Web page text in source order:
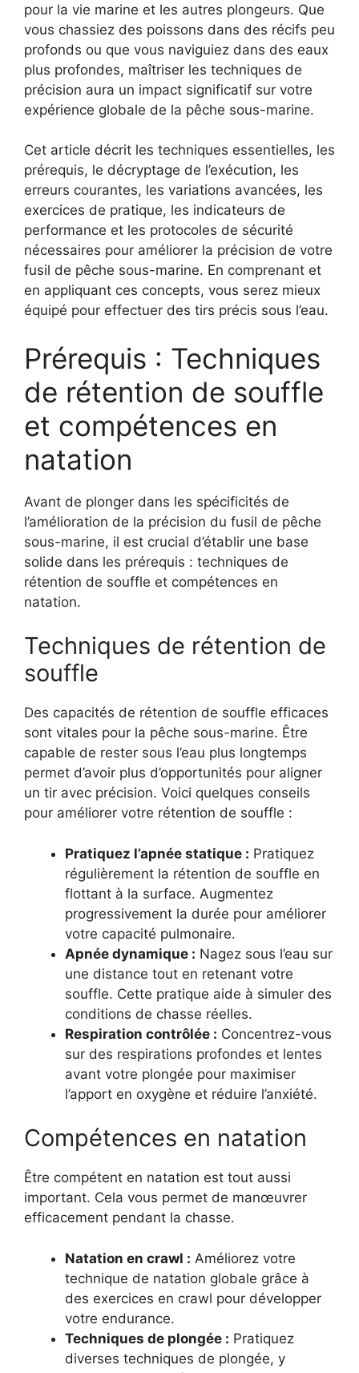
pour la vie marine et les autres plongeurs. Que
vous chassiez des poissons dans des récifs peu
profonds ou que vous naviguiez dans des eaux
plus profondes, maîtriser les techniques de
précision aura un impact significatif sur votre
expérience globale de la pêche sous-marine.
Cet article décrit les techniques essentielles, les
prérequis, le décryptage de l’exécution, les
erreurs courantes, les variations avancées, les
exercices de pratique, les indicateurs de
performance et les protocoles de sécurité
nécessaires pour améliorer la précision de votre
fusil de pêche sous-marine. En comprenant et
en appliquant ces concepts, vous serez mieux
équipé pour effectuer des tirs précis sous l’eau.
Prérequis : Techniques
de rétention de souffle
et compétences en
natation
Avant de plonger dans les spécificités de
l’amélioration de la précision du fusil de pêche
sous-marine, il est crucial d’établir une base
solide dans les prérequis : techniques de
rétention de souffle et compétences en
natation.
Techniques de rétention de
souffle
Des capacités de rétention de souffle efficaces
sont vitales pour la pêche sous-marine. Être
capable de rester sous l’eau plus longtemps
permet d’avoir plus d’opportunités pour aligner
un tir avec précision. Voici quelques conseils
pour améliorer votre rétention de souffle :
Pratiquez l’apnée statique : Pratiquez
régulièrement la rétention de souffle en
flottant à la surface. Augmentez
progressivement la durée pour améliorer
votre capacité pulmonaire.
Apnée dynamique : Nagez sous l’eau sur
une distance tout en retenant votre
souffle. Cette pratique aide à simuler des
conditions de chasse réelles.
Respiration contrôlée : Concentrez-vous
sur des respirations profondes et lentes
avant votre plongée pour maximiser
l’apport en oxygène et réduire l’anxiété.
Compétences en natation
Être compétent en natation est tout aussi
important. Cela vous permet de manœuvrer
efficacement pendant la chasse.
Natation en crawl : Améliorez votre
technique de natation globale grâce à
des exercices en crawl pour développer
votre endurance.
Techniques de plongée : Pratiquez
diverses techniques de plongée, y